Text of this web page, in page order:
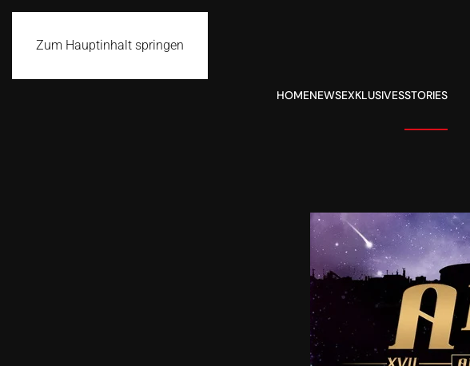
Zum Hauptinhalt springen
HOMENEWSEXKLUSIVESSTORIES